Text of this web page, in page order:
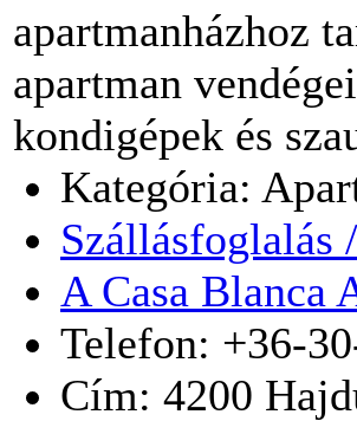
apartmanházhoz
apartman
kondigépek és
Kategória:
Szállásfoglalás
A Casa Blanca
Telefon: +36-
Cím: 4200